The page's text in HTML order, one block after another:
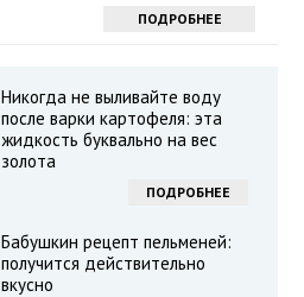
ПОДРОБНЕЕ
Никогда не выливайте воду
после варки картофеля: эта
жидкость буквально на вес
золота
ПОДРОБНЕЕ
Бабушкин рецепт пельменей:
получится действительно
вкусно